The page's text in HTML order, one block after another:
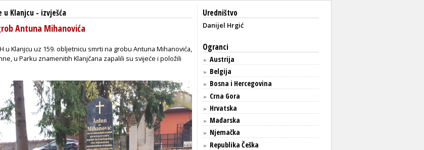
u Klanjcu - izvješća
Antuna Mihanovića
u Klanjcu uz 159. obljetnicu smrti na grobu Antuna Mihanovića,
u Parku znamenitih Klanjčana zapalili su svijeće i položili
Uredništvo
Danijel Hrgić
Ogranci
► Austrija
► Belgija
► Bosna i Hercegovina
► Crna Gora
► Hrvatska
► Mađarska
► Njemačka
► Republika Češka